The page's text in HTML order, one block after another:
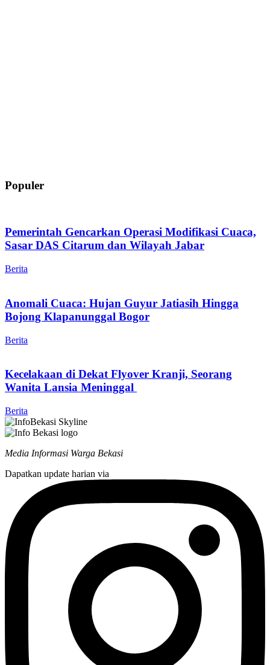
Populer
Pemerintah Gencarkan Operasi Modifikasi Cuaca,
Sasar DAS Citarum dan Wilayah Jabar
Berita
Anomali Cuaca: Hujan Guyur Jatiasih Hingga
Bojong Klapanunggal Bogor
Berita
Kecelakaan di Dekat Flyover Kranji, Seorang
Wanita Lansia Meninggal
Berita
Media Informasi Warga Bekasi
Dapatkan update harian via